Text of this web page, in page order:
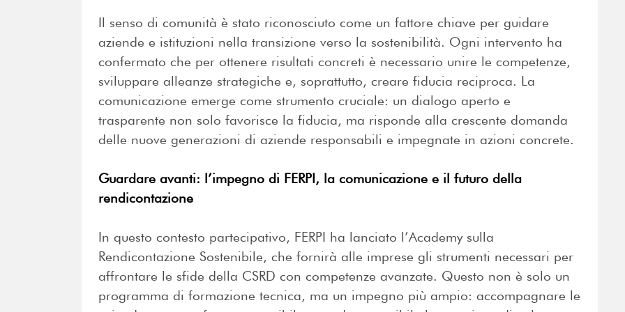
Il senso di comunità è stato riconosciuto come un fattore chiave per guidare
aziende e istituzioni nella transizione verso la sostenibilità. Ogni intervento ha
confermato che per ottenere risultati concreti è necessario unire le competenze,
sviluppare alleanze strategiche e, soprattutto, creare fiducia reciproca. La
comunicazione emerge come strumento cruciale: un dialogo aperto e
trasparente non solo favorisce la fiducia, ma risponde alla crescente domanda
delle nuove generazioni di aziende responsabili e impegnate in azioni concrete.
Guardare avanti: l’impegno di FERPI, la comunicazione e il futuro della
rendicontazione
In questo contesto partecipativo, FERPI ha lanciato l’Academy sulla
Rendicontazione Sostenibile, che fornirà alle imprese gli strumenti necessari per
affrontare le sfide della CSRD con competenze avanzate. Questo non è solo un
programma di formazione tecnica, ma un impegno più ampio: accompagnare le